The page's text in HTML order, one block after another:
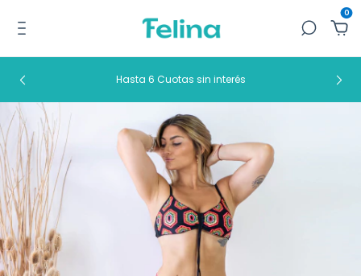
0
Hasta 6 Cuotas sin interés